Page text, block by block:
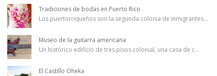
Tradiciones de bodas en Puerto Rico
Los puertorriqueños son la segunda colonia de inmigrantes...
Museo de la guitarra americana
Un histórico edificio de tres pisos colonial, una casa de c...
El Castillo Oheka